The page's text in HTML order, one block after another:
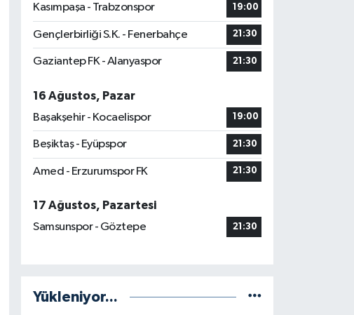
Kasımpaşa - Trabzonspor 19:00
Gençlerbirliği S.K. - Fenerbahçe 21:30
Gaziantep FK - Alanyaspor 21:30
16 Ağustos, Pazar
Başakşehir - Kocaelispor
19:00
Beşiktaş - Eyüpspor 21:30
Amed - Erzurumspor FK 21:30
17 Ağustos, Pazartesi
Samsunspor - Göztepe
21:30
Yükleniyor...